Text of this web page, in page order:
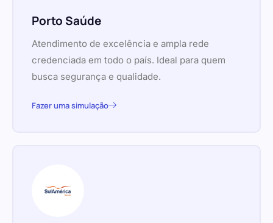
Porto Saúde
Atendimento de excelência e ampla rede
credenciada em todo o país. Ideal para quem
busca segurança e qualidade.
Fazer uma simulação